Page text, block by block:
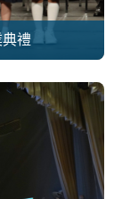
禮